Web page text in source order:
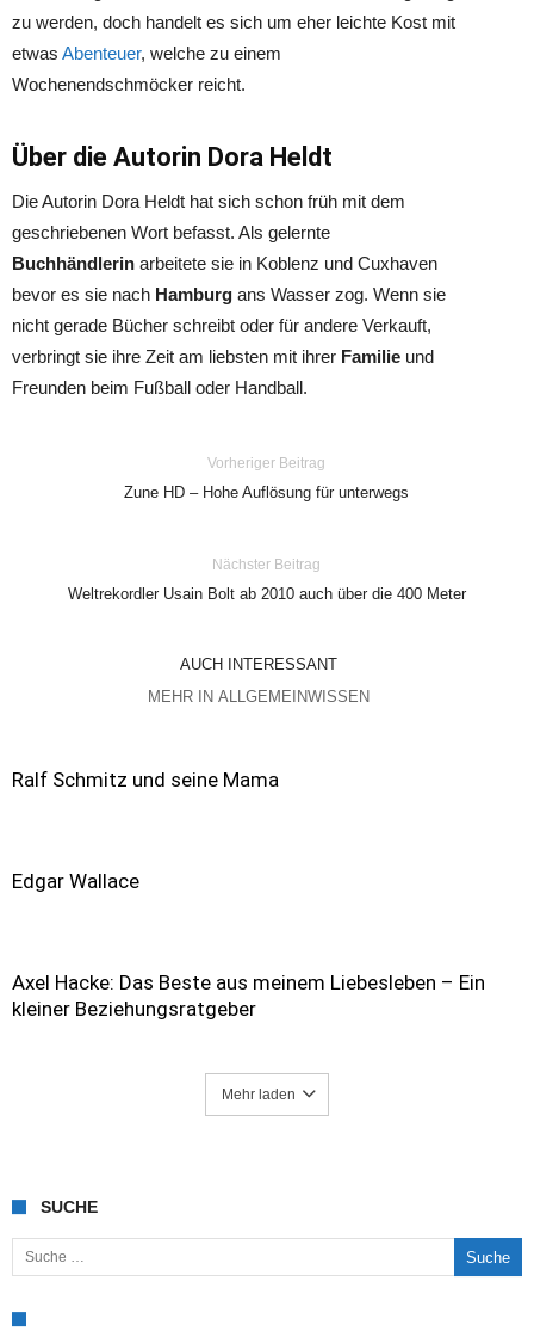
zu werden, doch handelt es sich um eher leichte Kost mit
etwas Abenteuer, welche zu einem
Wochenendschmöcker reicht.
Über die Autorin Dora Heldt
Die Autorin Dora Heldt hat sich schon früh mit dem
geschriebenen Wort befasst. Als gelernte
Buchhändlerin arbeitete sie in Koblenz und Cuxhaven
bevor es sie nach Hamburg ans Wasser zog. Wenn sie
nicht gerade Bücher schreibt oder für andere Verkauft,
verbringt sie ihre Zeit am liebsten mit ihrer Familie und
Freunden beim Fußball oder Handball.
Vorheriger Beitrag
Zune HD – Hohe Auflösung für unterwegs
Nächster Beitrag
Weltrekordler Usain Bolt ab 2010 auch über die 400 Meter
AUCH INTERESSANT
MEHR IN ALLGEMEINWISSEN
Ralf Schmitz und seine Mama
Edgar Wallace
Axel Hacke: Das Beste aus meinem Liebesleben – Ein
kleiner Beziehungsratgeber
Mehr laden
SUCHE
Suche nach: